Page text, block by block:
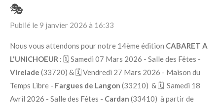
🎭
Publié le 9 janvier 2026 à 16:33
Nous vous attendons pour notre 14ème édition CABARET A
L'UNICHOEUR : 🗓️ Samedi 07 Mars 2026 - Salle des Fêtes -
Virelade (33720) & 🗓️ Vendredi 27 Mars 2026 - Maison du
Temps Libre - Fargues de Langon (33210) & 🗓️ Samedi 18
Avril 2026 - Salle des Fêtes - Cardan (33410) à partir de